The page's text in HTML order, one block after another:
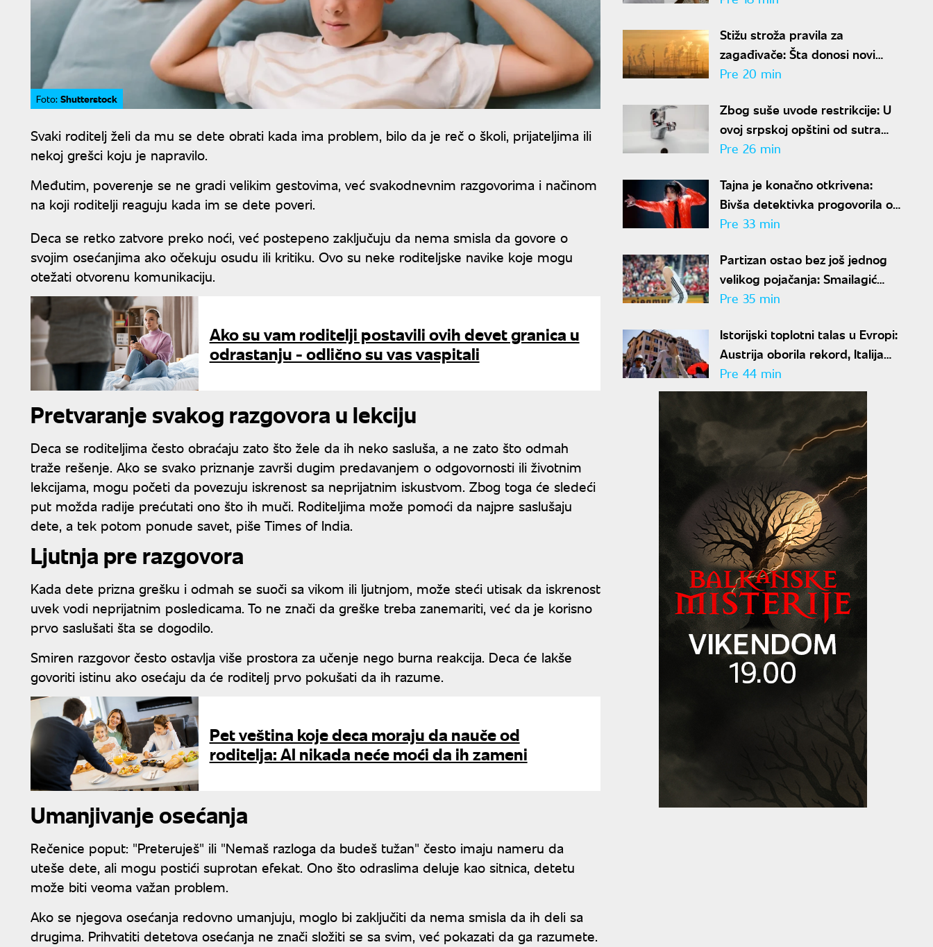
Foto: Shutterstock
Svaki roditelj želi da mu se dete obrati kada ima problem, bilo da je reč o školi, prijateljima ili
nekoj grešci koju je napravilo.
Međutim, poverenje se ne gradi velikim gestovima, već svakodnevnim razgovorima i načinom
na koji roditelji reaguju kada im se dete poveri.
Deca se retko zatvore preko noći, već postepeno zaključuju da nema smisla da govore o
svojim osećanjima ako očekuju osudu ili kritiku. Ovo su neke roditeljske navike koje mogu
otežati otvorenu komunikaciju.
Ako su vam roditelji postavili ovih devet granica u
odrastanju - odlično su vas vaspitali
Pretvaranje svakog razgovora u lekciju
Deca se roditeljima često obraćaju zato što žele da ih neko sasluša, a ne zato što odmah
traže rešenje. Ako se svako priznanje završi dugim predavanjem o odgovornosti ili životnim
lekcijama, mogu početi da povezuju iskrenost sa neprijatnim iskustvom. Zbog toga će sledeći
put možda radije prećutati ono što ih muči. Roditeljima može pomoći da najpre saslušaju
dete, a tek potom ponude savet, piše Times of India.
Ljutnja pre razgovora
Kada dete prizna grešku i odmah se suoči sa vikom ili ljutnjom, može steći utisak da iskrenost
uvek vodi neprijatnim posledicama. To ne znači da greške treba zanemariti, već da je korisno
prvo saslušati šta se dogodilo.
Smiren razgovor često ostavlja više prostora za učenje nego burna reakcija. Deca će lakše
govoriti istinu ako osećaju da će roditelj prvo pokušati da ih razume.
Pet veština koje deca moraju da nauče od
roditelja: AI nikada neće moći da ih zameni
Umanjivanje osećanja
Rečenice poput: "Preteruješ" ili "Nemaš razloga da budeš tužan" često imaju nameru da
uteše dete, ali mogu postići suprotan efekat. Ono što odraslima deluje kao sitnica, detetu
može biti veoma važan problem.
Ako se njegova osećanja redovno umanjuju, moglo bi zaključiti da nema smisla da ih deli sa
drugima. Prihvatiti detetova osećanja ne znači složiti se sa svim, već pokazati da ga razumete.
Stižu stroža pravila za
zagađivače: Šta donosi novi
zakon o kontroli zagađivanja
Pre 20 min
Zbog suše uvode restrikcije: U
ovoj srpskoj opštini od sutra
planske obustave vode
Pre 26 min
Tajna je konačno otkrivena:
Bivša detektivka progovorila o
skrivenom prolazu Majkla
Pre 33 min
Partizan ostao bez još jednog
velikog pojačanja: Smailagić
karijeru nastavlja u
Pre 35 min
Istorijski toplotni talas u Evropi:
Austrija oborila rekord, Italija
pod crvenim alarmom
Pre 44 min